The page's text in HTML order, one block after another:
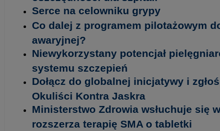
Serce na celowniku grypy
Co dalej z programem pilotażowym
awaryjnej?
Niewykorzystany potencjał
systemu szczepień
Dołącz do globalnej inicjatywy i
Okuliści Kontra Jaskra
Ministerstwo Zdrowia wsłuchuje się
rozszerza terapię SMA o tabletki